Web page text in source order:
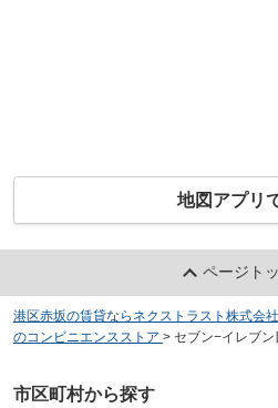
地図アプリ
ページト
港区赤坂の賃貸ならネクストラスト株式会社
のコンビニエンスストア > セブン−イレブ
市区町村から探す